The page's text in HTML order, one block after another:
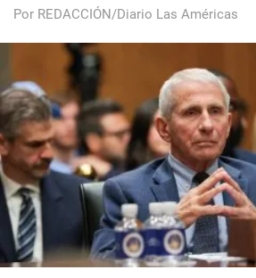
Por REDACCIÓN/Diario Las Américas